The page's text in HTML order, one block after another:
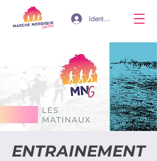
Identifiant
ENTRAINEMENT